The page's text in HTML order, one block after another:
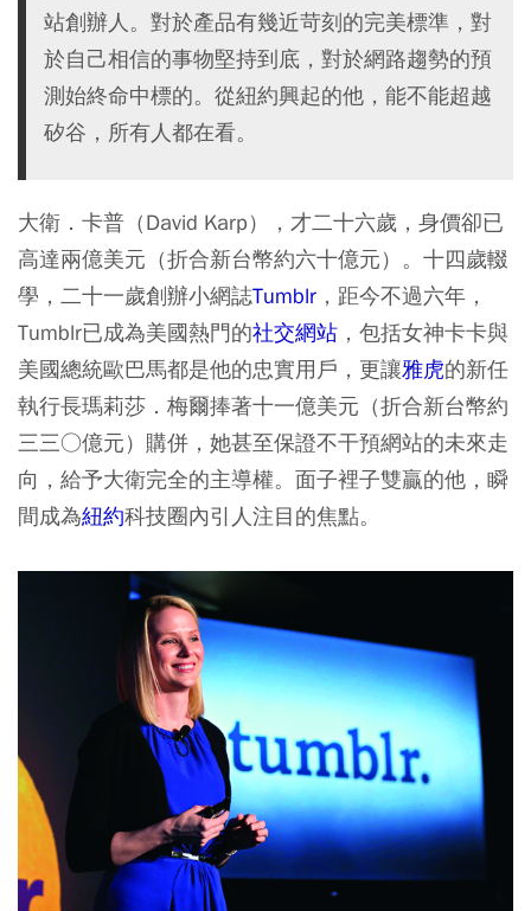
站創辦人。對於產品有幾近苛刻的完美標準，對
於自己相信的事物堅持到底，對於網路趨勢的預
測始終命中標的。從紐約興起的他，能不能超越
矽谷，所有人都在看。
大衛．卡普（David Karp），才二十六歲，身價卻已
高達兩億美元（折合新台幣約六十億元）。十四歲輟
學，二十一歲創辦小網誌Tumblr ，距今不過六年，
Tumblr已成為美國熱門的社交網站 ，包括女神卡卡與
美國總統歐巴馬都是他的忠實用戶，更讓雅虎的新任
執行長瑪莉莎．梅爾捧著十一億美元（折合新台幣約
三三○億元）購併，她甚至保證不干預網站的未來走
向，給予大衛完全的主導權。面子裡子雙贏的他，瞬
間成為紐約科技圈內引人注目的焦點。